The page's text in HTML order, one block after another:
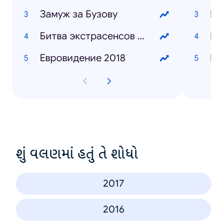
Замуж за Бузову
Битва экстрасенсов 19 сезон
Евровидение 2018
શું વલણમાં હતું તે શોધો
2017
2016